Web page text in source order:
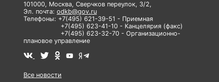
101000, Москва, Сверчков переулок, 3/2,
Эл. почта: odkb@gov.ru
Телефоны: +7(495) 621-39-51 - Приемная
+7(495) 623-41-10 - Канцелярия (факс)
+7(495) 623-32-70 - Организационно-
плановое управление
Все новости